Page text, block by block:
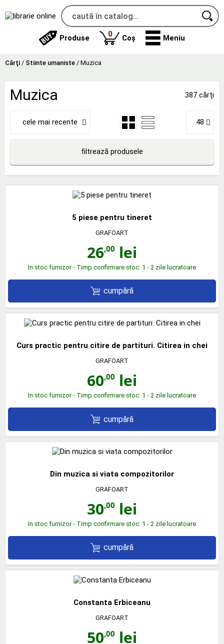
Produse 0produse
Coș Meniu
Cărţi / Stiinte umaniste / Muzica
Muzica 387 cărți
cele mai recente 48
filtrează produsele
5 piese pentru tineret
GRAFOART
26,00 lei
In stoc furnizor - Timp confirmare stoc: 1 - 2 zile lucratoare
cumpără
Curs practic pentru citire de partituri. Citirea in chei
GRAFOART
60,00 lei
In stoc furnizor - Timp confirmare stoc: 1 - 2 zile lucratoare
cumpără
Din muzica si viata compozitorilor
GRAFOART
30,00 lei
In stoc furnizor - Timp confirmare stoc: 1 - 2 zile lucratoare
cumpără
Constanta Erbiceanu
GRAFOART
50,00 lei